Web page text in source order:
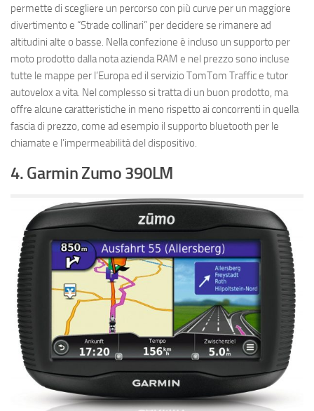
permette di scegliere un percorso con più curve per un maggiore
divertimento e “Strade collinari” per decidere se rimanere ad
altitudini alte o basse. Nella confezione è incluso un supporto per
moto prodotto dalla nota azienda RAM e nel prezzo sono incluse
tutte le mappe per l’Europa ed il servizio TomTom Traffic e tutor
autovelox a vita. Nel complesso si tratta di un buon prodotto, ma
offre alcune caratteristiche in meno rispetto ai concorrenti in quella
fascia di prezzo, come ad esempio il supporto bluetooth per le
chiamate e l’impermeabilità del dispositivo.
4. Garmin Zumo 390LM